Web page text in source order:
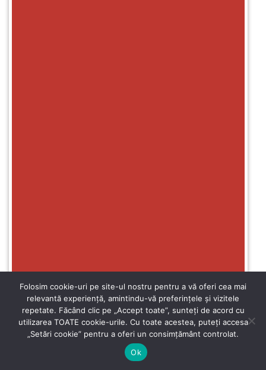
Folosim cookie-uri pe site-ul nostru pentru a vă oferi cea mai
relevantă experiență, amintindu-vă preferințele și vizitele
repetate. Făcând clic pe „Accept toate”, sunteți de acord cu
utilizarea TOATE cookie-urile. Cu toate acestea, puteți accesa
„Setări cookie” pentru a oferi un consimțământ controlat.
Ok